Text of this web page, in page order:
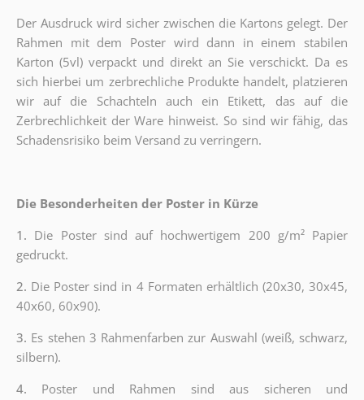
Der Ausdruck wird sicher zwischen die Kartons gelegt. Der
Rahmen mit dem Poster wird dann in einem stabilen
Karton (5vl) verpackt und direkt an Sie verschickt. Da es
sich hierbei um zerbrechliche Produkte handelt, platzieren
wir auf die Schachteln auch ein Etikett, das auf die
Zerbrechlichkeit der Ware hinweist. So sind wir fähig, das
Schadensrisiko beim Versand zu verringern.
Die Besonderheiten der Poster in Kürze
1. Die Poster sind auf hochwertigem 200 g/m² Papier
gedruckt.
2. Die Poster sind in 4 Formaten erhältlich (20x30, 30x45,
40x60, 60x90).
3. Es stehen 3 Rahmenfarben zur Auswahl (weiß, schwarz,
silbern).
4. Poster und Rahmen sind aus sicheren und